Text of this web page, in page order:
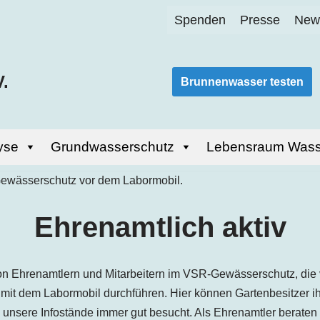
Spenden Presse
Brunnenwasser testen
Grundwasserschutz Lebensraum
Ehrenamtlich aktiv
Ehrenamtlern und Mitarbeitern im VSR-Gewässerschutz,
dem Labormobil durchführen. Hier können Gartenbesitzer
Infostände immer gut besucht. Als Ehrenamtler